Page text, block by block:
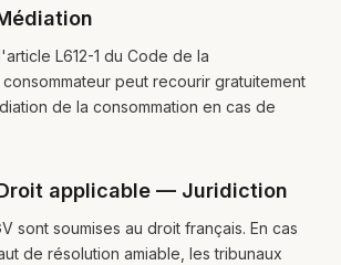
L612-1 du Code de la
peut recourir gratuitement
de la consommation en cas de
applicable — Juridiction
sont soumises au droit français. En cas
de résolution amiable, les tribunaux